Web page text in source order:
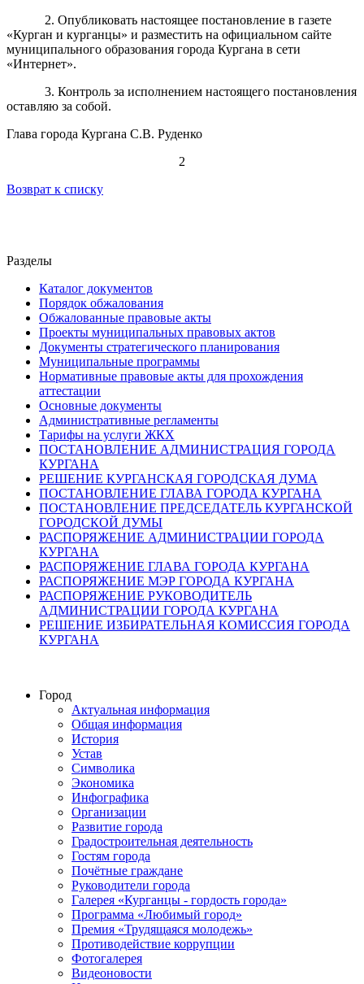
2. Опубликовать настоящее постановление в газете
«Курган и курганцы» и разместить на официальном сайте
муниципального образования города Кургана в сети
«Интернет».
3. Контроль за исполнением настоящего постановления
оставляю за собой.
Глава города Кургана С.В. Руденко
2
Возврат к списку
Разделы
Каталог документов
Порядок обжалования
Обжалованные правовые акты
Проекты муниципальных правовых актов
Документы стратегического планирования
Муниципальные программы
Нормативные правовые акты для прохождения
аттестации
Основные документы
Административные регламенты
Тарифы на услуги ЖКХ
ПОСТАНОВЛЕНИЕ АДМИНИСТРАЦИЯ ГОРОДА
КУРГАНА
РЕШЕНИЕ КУРГАНСКАЯ ГОРОДСКАЯ ДУМА
ПОСТАНОВЛЕНИЕ ГЛАВА ГОРОДА КУРГАНА
ПОСТАНОВЛЕНИЕ ПРЕДСЕДАТЕЛЬ КУРГАНСКОЙ
ГОРОДСКОЙ ДУМЫ
РАСПОРЯЖЕНИЕ АДМИНИСТРАЦИИ ГОРОДА
КУРГАНА
РАСПОРЯЖЕНИЕ ГЛАВА ГОРОДА КУРГАНА
РАСПОРЯЖЕНИЕ МЭР ГОРОДА КУРГАНА
РАСПОРЯЖЕНИЕ РУКОВОДИТЕЛЬ
АДМИНИСТРАЦИИ ГОРОДА КУРГАНА
РЕШЕНИЕ ИЗБИРАТЕЛЬНАЯ КОМИССИЯ ГОРОДА
КУРГАНА
Город
Актуальная информация
Общая информация
История
Устав
Символика
Экономика
Инфографика
Организации
Развитие города
Градостроительная деятельность
Гостям города
Почётные граждане
Руководители города
Галерея «Курганцы - гордость города»
Программа «Любимый город»
Премия «Трудящаяся молодежь»
Противодействие коррупции
Фотогалерея
Видеоновости